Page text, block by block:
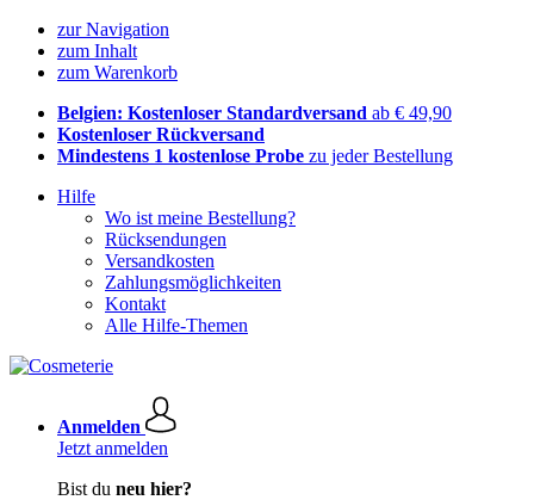
zur Navigation
zum Inhalt
zum Warenkorb
Belgien: Kostenloser Standardversand ab € 49,90
Kostenloser Rückversand
Mindestens 1 kostenlose Probe zu jeder Bestellung
Hilfe
Wo ist meine Bestellung?
Rücksendungen
Versandkosten
Zahlungsmöglichkeiten
Kontakt
Alle Hilfe-Themen
Anmelden
Jetzt anmelden
Bist du neu hier?